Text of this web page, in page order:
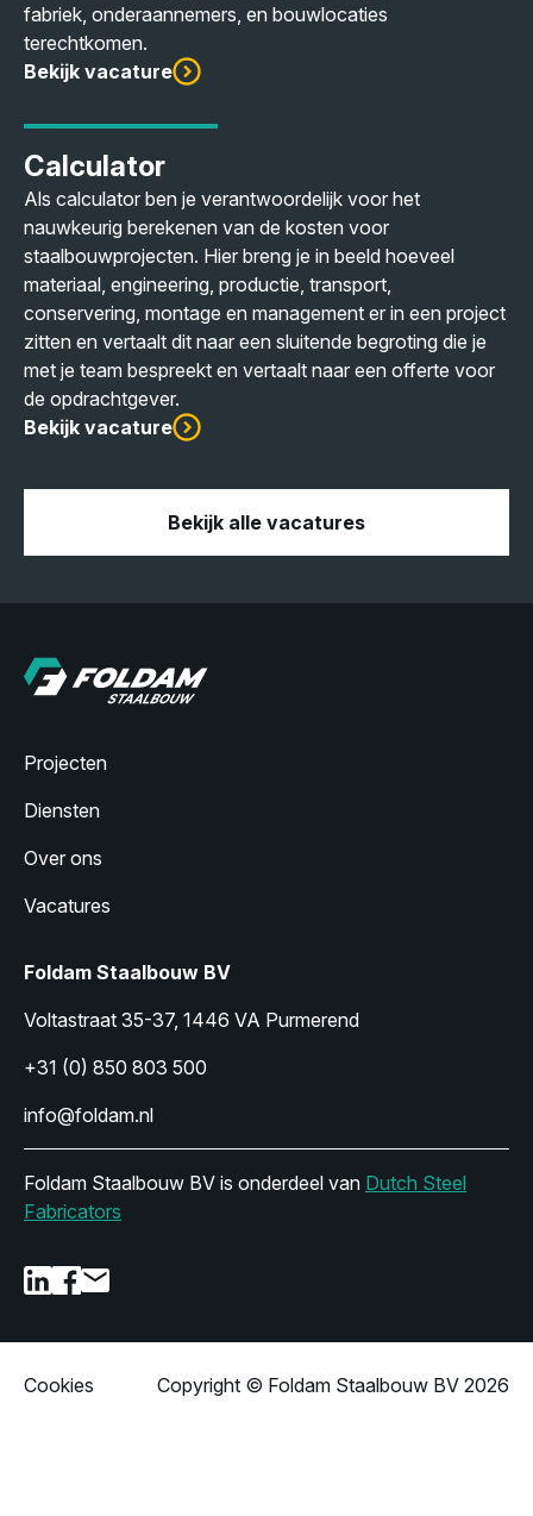
fabriek, onderaannemers, en bouwlocaties
terechtkomen.
Bekijk vacature
Calculator
Als calculator ben je verantwoordelijk voor het
nauwkeurig berekenen van de kosten voor
staalbouwprojecten. Hier breng je in beeld hoeveel
materiaal, engineering, productie, transport,
conservering, montage en management er in een project
zitten en vertaalt dit naar een sluitende begroting die je
met je team bespreekt en vertaalt naar een offerte voor
de opdrachtgever.
Bekijk vacature
Bekijk alle vacatures
Projecten
Diensten
Over ons
Vacatures
Foldam Staalbouw BV
Voltastraat 35-37, 1446 VA Purmerend
+31 (0) 850 803 500
info@foldam.nl
Foldam Staalbouw BV is onderdeel van Dutch Steel
Fabricators
Cookies Copyright © Foldam Staalbouw BV 2026